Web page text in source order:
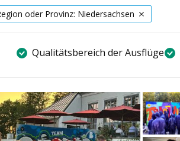
oder Provinz: Niedersachsen
Qualitätsbereich der Ausflüge